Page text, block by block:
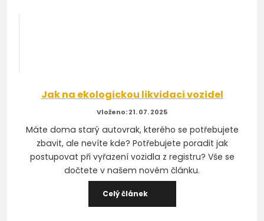
Jak na ekologickou likvidaci vozidel
21. 07. 2025
Máte doma starý autovrak, kterého se potřebujete
zbavit, ale nevíte kde? Potřebujete poradit jak
postupovat při vyřazení vozidla z registru? Vše se
dočtete v našem novém článku.
Celý článek